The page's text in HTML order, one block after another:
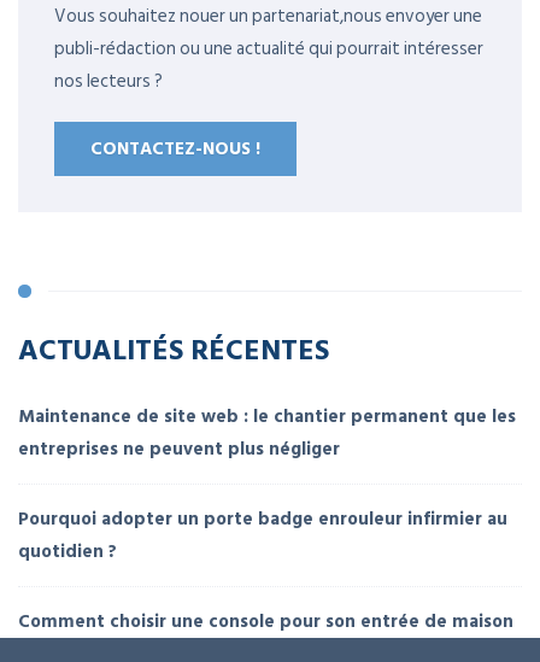
Vous souhaitez nouer un partenariat,nous envoyer une
publi-rédaction ou une actualité qui pourrait intéresser
nos lecteurs ?
CONTACTEZ-NOUS !
ACTUALITÉS RÉCENTES
Maintenance de site web : le chantier permanent que les
entreprises ne peuvent plus négliger
Pourquoi adopter un porte badge enrouleur infirmier au
quotidien ?
Comment choisir une console pour son entrée de maison